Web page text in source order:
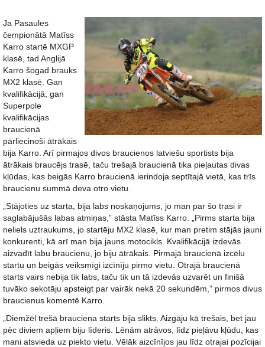
Ja Pasaules
čempionātā Matīss
Karro startē MXGP
klasē, tad Anglijā
Karro šogad brauks
MX2 klasē. Gan
kvalifikācijā, gan
Superpole
kvalifikācijas
braucienā
pārliecinoši ātrākais
bija Karro. Arī pirmajos divos braucienos latviešu sportists bija
ātrākais braucējs trasē, taču trešajā braucienā tika pieļautas divas
kļūdas, kas beigās Karro braucienā ierindoja septītajā vietā, kas trīs
braucienu summā deva otro vietu.
„Stājoties uz starta, bija labs noskaņojums, jo man par šo trasi ir
saglabājušās labas atmiņas,” stāsta Matīss Karro. „Pirms starta bija
neliels uztraukums, jo startēju MX2 klasē, kur man pretim stājās jauni
konkurenti, kā arī man bija jauns motocikls. Kvalifikācijā izdevās
aizvadīt labu braucienu, jo biju ātrākais. Pirmajā braucienā izcēlu
startu un beigās veiksmīgi izcīnīju pirmo vietu. Otrajā braucienā
starts vairs nebija tik labs, taču tik un tā izdevās uzvarēt un finišā
tuvāko sekotāju apsteigt par vairāk nekā 20 sekundēm,” pirmos divus
braucienus komentē Karro.
„Diemžēl trešā brauciena starts bija slikts. Aizgāju kā trešais, bet jau
pēc diviem apļiem biju līderis. Lēnām atrāvos, līdz pieļāvu kļūdu, kas
mani atsvieda uz piekto vietu. Vēlāk aizcīnījos jau līdz otrajai pozīcijai